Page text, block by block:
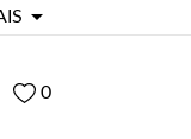

0